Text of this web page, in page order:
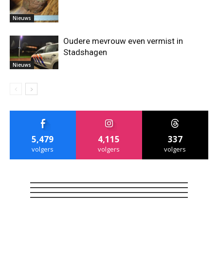
Nieuws
Nieuws
Oudere mevrouw even vermist in
Stadshagen
5,479
volgers
4,115
volgers
337
volgers